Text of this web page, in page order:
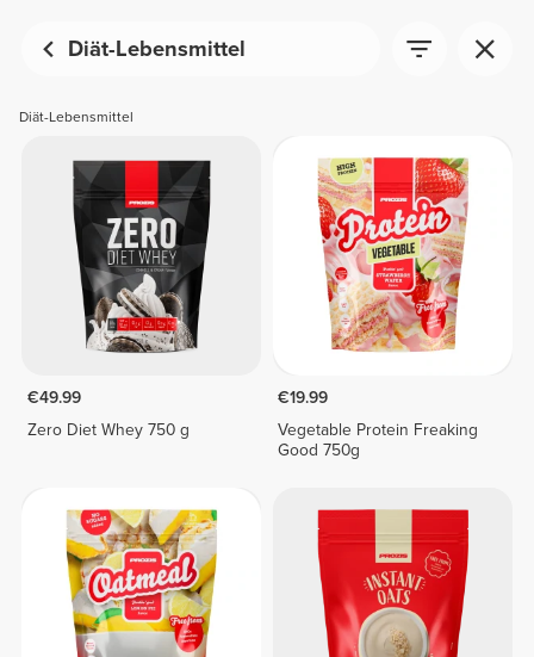
Diät-Lebensmittel
Diät-Lebensmittel
€49.99
Zero Diet Whey 750 g
€19.99
Vegetable Protein Freaking
Good 750g